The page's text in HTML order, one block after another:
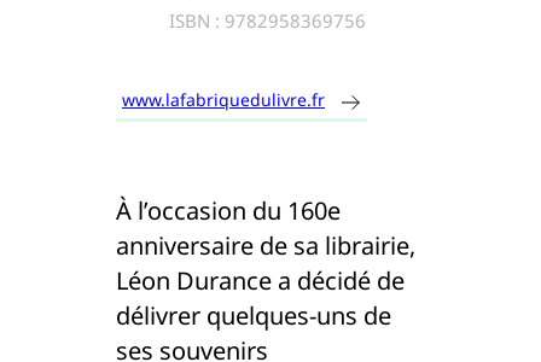
ISBN : 9782958369756
www.lafabriquedulivre.fr
À l’occasion du 160e
anniversaire de sa librairie,
Léon Durance a décidé de
délivrer quelques-uns de
ses souvenirs